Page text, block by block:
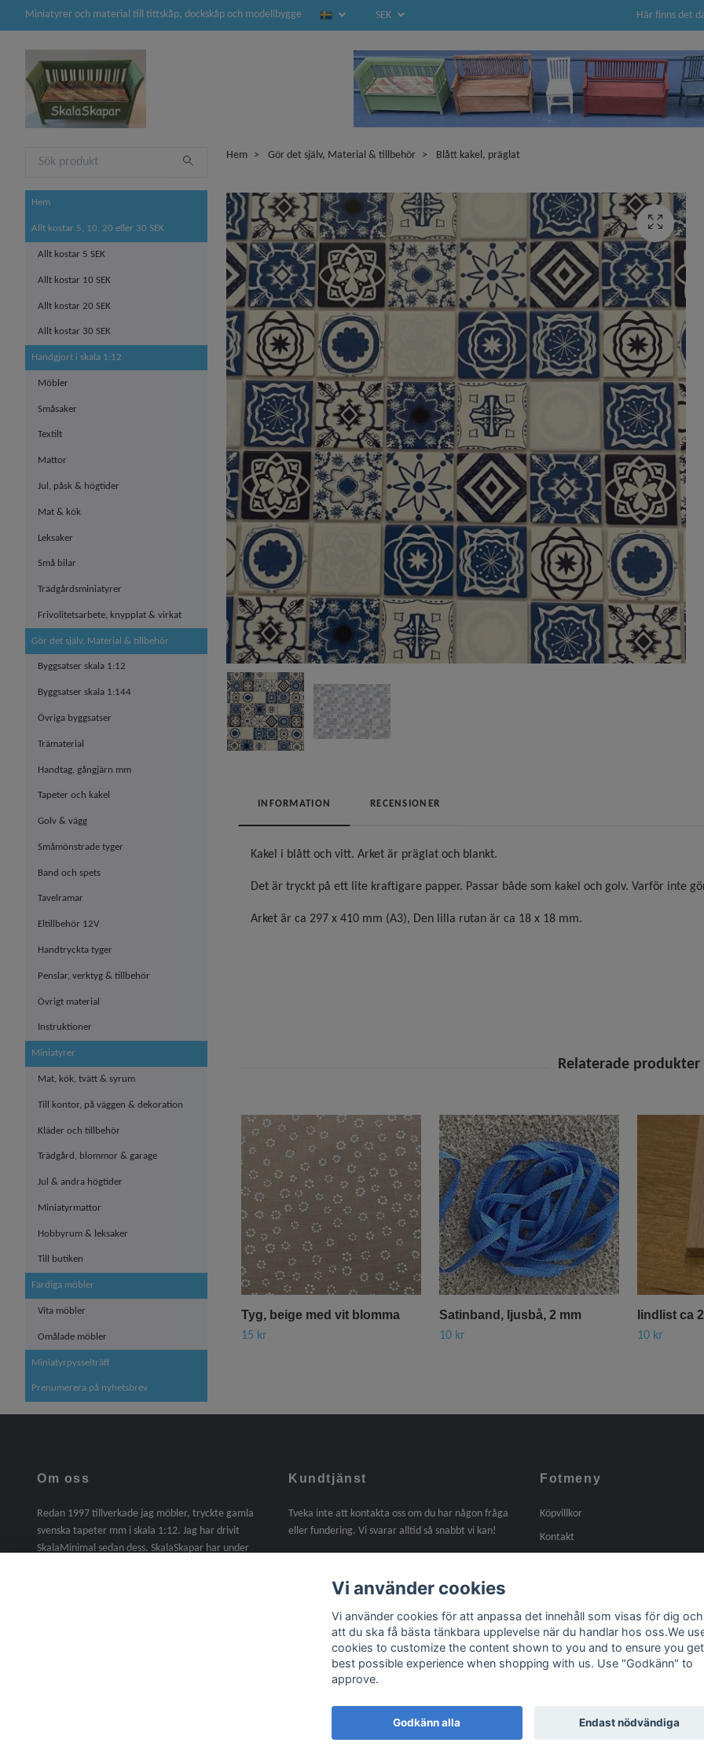
Miniatyrer och material till tittskåp, dockskåp och modellbygge SEK Här finns det
Hem
Allt kostar 5, 10, 20 eller 30 SEK
Allt kostar 5 SEK
Allt kostar 10 SEK
Allt kostar 20 SEK
Allt kostar 30 SEK
Handgjort i skala 1:12
Möbler
Småsaker
Textilt
Mattor
Jul, påsk & högtider
Mat & kök
Leksaker
Små bilar
Trädgårdsminiatyrer
Frivolitetsarbete, knypplat & virkat
Gör det själv, Material & tillbehör
Byggsatser skala 1:12
Byggsatser skala 1:144
Övriga byggsatser
Trämaterial
Handtag, gångjärn mm
Tapeter och kakel
Golv & vägg
Småmönstrade tyger
Band och spets
Tavelramar
Eltillbehör 12V
Handtryckta tyger
Penslar, verktyg & tillbehör
Övrigt material
Instruktioner
Miniatyrer
Mat, kök, tvätt & syrum
Till kontor, på väggen & dekoration
Kläder och tillbehör
Trädgård, blommor & garage
Jul & andra högtider
Miniatyrmattor
Hobbyrum & leksaker
Till butiken
Färdiga möbler
Vita möbler
Omålade möbler
Miniatyrpysselträff
Prenumerera på nyhetsbrev
Hem Gör det själv, Material & tillbehör Blått kakel, präglat
INFORMATION RECENSIONER
Kakel i blått och vitt. Arket är präglat och blankt.
Det är tryckt på ett lite kraftigare papper. Passar både som kakel och golv. Varför inte
Arket är ca 297 x 410 mm (A3), Den lilla rutan är ca 18 x 18 mm.
Tyg, beige med vit blomma
15 kr
Satinband, ljusbå, 2 mm
10 kr
lindlist ca
10 kr
Om oss
Redan 1997 tillverkade jag möbler, tryckte gamla
svenska tapeter mm i skala 1:12. Jag har drivit
SkalaMinimal sedan dess. SkalaSkapar har under
Kundtjänst
Tveka inte att kontakta oss om du har någon fråga
eller fundering. Vi svarar alltid så snabbt vi kan!
Fotmeny
Köpvillkor
Kontakt
Vi använder cookies
Vi använder cookies för att anpassa det innehåll som visas för dig
att du ska få bästa tänkbara upplevelse när du handlar hos oss.We
cookies to customize the content shown to you and to ensure you
best possible experience when shopping with us. Use "Godkänn" to
approve.
Godkänn alla Endast nödvändiga